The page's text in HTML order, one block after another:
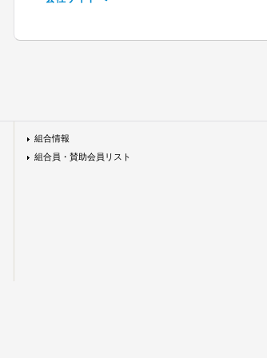
組合情報
組合員・賛助会員リスト